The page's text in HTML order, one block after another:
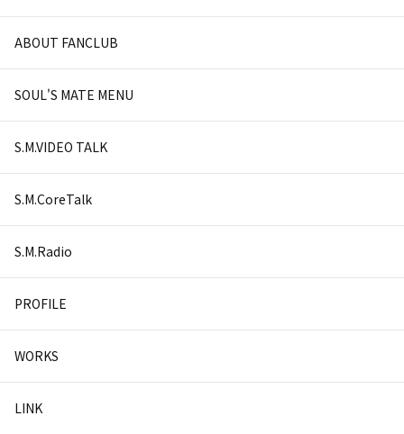
ABOUT FANCLUB
SOUL'S MATE MENU
S.M.VIDEO TALK
S.M.CoreTalk
S.M.Radio
PROFILE
WORKS
LINK